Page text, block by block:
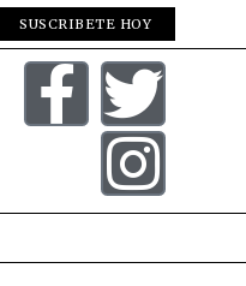
SUSCRIBETE HOY